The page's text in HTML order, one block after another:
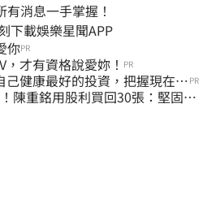
消息一手掌握！
握明星動態 即刻下載娛樂星聞APP
你PR
才有資格說愛妳！ PR
己健康最好的投資，把握現在不 PR
陳重銘用股利買回30張：堅固穩